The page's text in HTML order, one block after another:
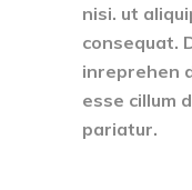
nisi. ut
consequat.
inreprehen
esse cillum
pariatur.